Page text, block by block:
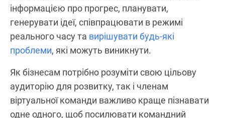
інформацією про прогрес, планувати,
генерувати ідеї, співпрацювати в режимі
реального часу та вирішувати будь-які
проблеми, які можуть виникнути.
Як бізнесам потрібно розуміти свою цільову
аудиторію для розвитку, так і членам
віртуальної команди важливо краще пізнавати
одне одного, щоб посилювати командний